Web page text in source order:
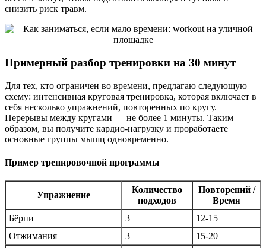
снизить риск травм.
Примерный разбор тренировки на 30 минут
Для тех, кто ограничен во времени, предлагаю следующую
схему: интенсивная круговая тренировка, которая включает в
себя несколько упражнений, повторенных по кругу.
Перерывы между кругами — не более 1 минуты. Таким
образом, вы получите кардио-нагрузку и проработаете
основные группы мышц одновременно.
Пример тренировочной программы
Упражнение
Количество
подходов
Повторений /
Время
Бёрпи
3
12-15
Отжимания
3
15-20